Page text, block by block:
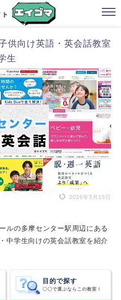
供向け英語・英会話教室
生
2026年3月15日
ルの多摩センター駅周辺にある
中学生向けの英会話教室を紹介
目的で探す
〇〇で選ぶならこの教室！